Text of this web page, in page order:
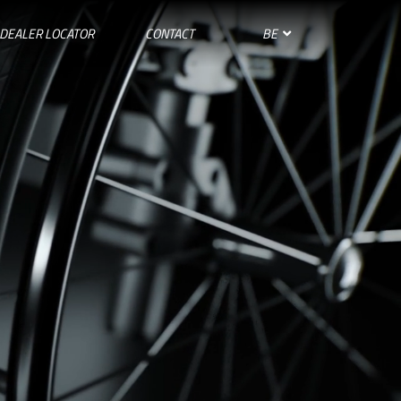
LOCATOR CONTACT BE
SPAIN
SUISSE
SVIZZERA
SWEDEN
UNITED KINGDOM